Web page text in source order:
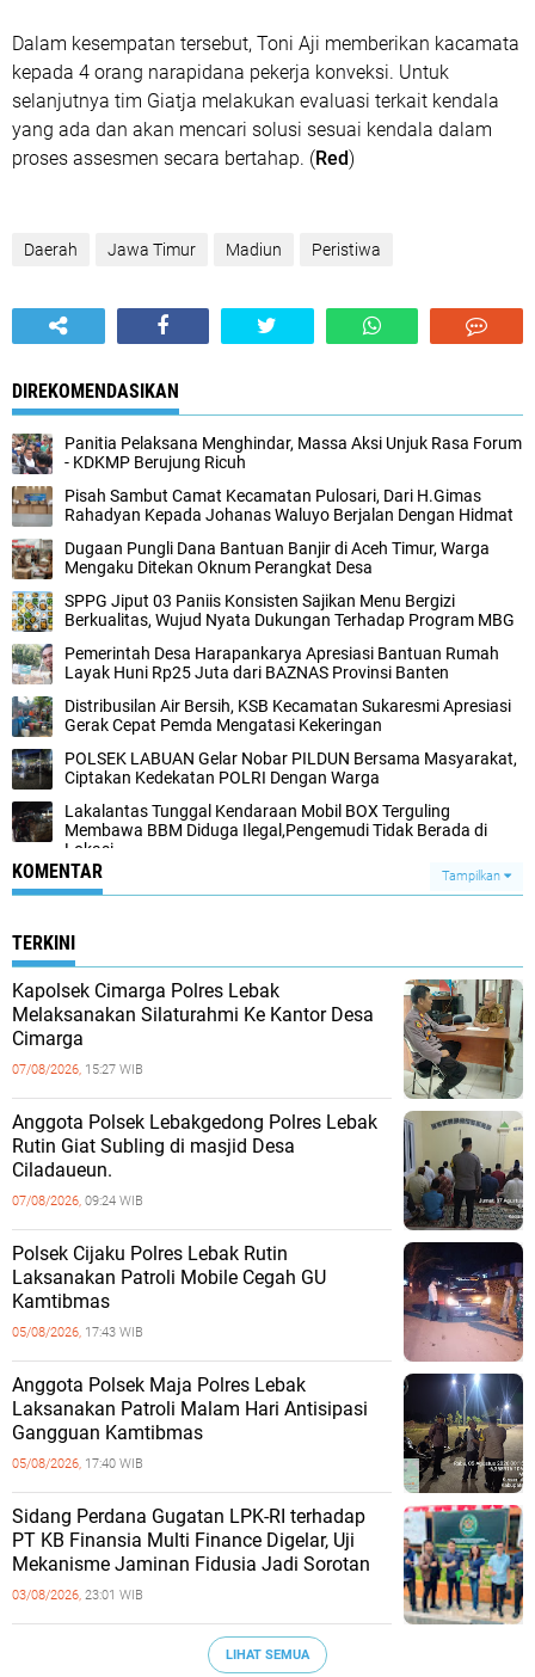
Dalam kesempatan tersebut, Toni Aji memberikan kacamata
kepada 4 orang narapidana pekerja konveksi. Untuk
selanjutnya tim Giatja melakukan evaluasi terkait kendala
yang ada dan akan mencari solusi sesuai kendala dalam
proses assesmen secara bertahap. (Red)
Daerah Jawa Timur Madiun Peristiwa
DIREKOMENDASIKAN
Panitia Pelaksana Menghindar, Massa Aksi Unjuk Rasa Forum
- KDKMP Berujung Ricuh
Pisah Sambut Camat Kecamatan Pulosari, Dari H.Gimas
Rahadyan Kepada Johanas Waluyo Berjalan Dengan Hidmat
‎Dugaan Pungli Dana Bantuan Banjir di Aceh Timur, Warga
Mengaku Ditekan Oknum Perangkat Desa
SPPG Jiput 03 Paniis Konsisten Sajikan Menu Bergizi
Berkualitas, Wujud Nyata Dukungan Terhadap Program MBG
Pemerintah Desa Harapankarya Apresiasi Bantuan Rumah
Layak Huni Rp25 Juta dari BAZNAS Provinsi Banten
Distribusilan Air Bersih, KSB Kecamatan Sukaresmi Apresiasi
Gerak Cepat Pemda Mengatasi Kekeringan
POLSEK LABUAN Gelar Nobar PILDUN Bersama Masyarakat,
Ciptakan Kedekatan POLRI Dengan Warga
Lakalantas Tunggal Kendaraan Mobil BOX Terguling
Membawa BBM Diduga Ilegal,Pengemudi Tidak Berada di
Lokasi
KOMENTAR Tampilkan
TERKINI
Kapolsek Cimarga Polres Lebak
Melaksanakan Silaturahmi Ke Kantor Desa
Cimarga
07/08/2026, 15:27 WIB
Anggota Polsek Lebakgedong Polres Lebak
Rutin Giat Subling di masjid Desa
Ciladaueun.
07/08/2026, 09:24 WIB
Polsek Cijaku Polres Lebak Rutin
Laksanakan Patroli Mobile Cegah GU
Kamtibmas
05/08/2026, 17:43 WIB
Anggota Polsek Maja Polres Lebak
Laksanakan Patroli Malam Hari Antisipasi
Gangguan Kamtibmas
05/08/2026, 17:40 WIB
Sidang Perdana Gugatan LPK-RI terhadap
PT KB Finansia Multi Finance Digelar, Uji
Mekanisme Jaminan Fidusia Jadi Sorotan
03/08/2026, 23:01 WIB
LIHAT SEMUA